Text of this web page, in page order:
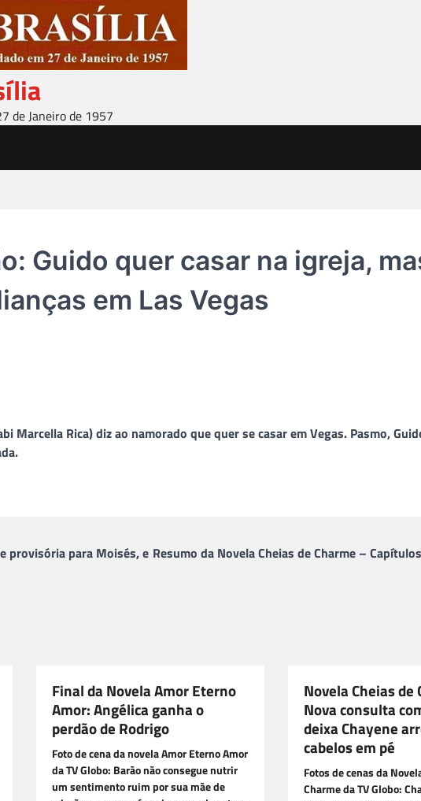
de Janeiro de 1957
Guido quer casar na igreja,
em Las Vegas
Marcella Rica) diz ao namorado que quer se casar em Vegas. Pasmo,
provisória para Moisés, e Resumo da Novela Cheias de Charme –
Final da Novela Amor Eterno
Amor: Angélica ganha o
perdão de Rodrigo
Foto de cena da novela Amor Eterno Amor
da TV Globo: Barão não consegue nutrir
um sentimento ruim por sua mãe de
Novela Cheias de
Nova consulta
deixa Chayene
cabelos em pé
Fotos de cenas da
Charme da TV Globo: